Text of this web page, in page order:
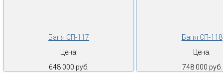
Баня СП-117
Цена:
648 000 руб.
Баня СП-118
Цена:
748 000 руб.